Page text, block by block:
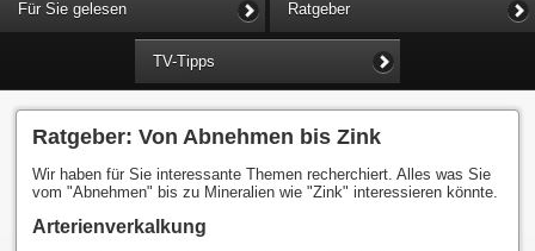
Für Sie gelesen Ratgeber
TV-Tipps
Ratgeber: Von Abnehmen bis Zink
Wir haben für Sie interessante Themen recherchiert. Alles was Sie
vom "Abnehmen" bis zu Mineralien wie "Zink" interessieren könnte.
Arterienverkalkung